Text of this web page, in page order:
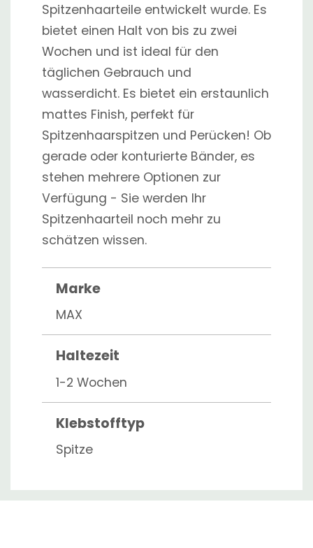
Spitzenhaarteile entwickelt wurde. Es
bietet einen Halt von bis zu zwei
Wochen und ist ideal für den
täglichen Gebrauch und
wasserdicht. Es bietet ein erstaunlich
mattes Finish, perfekt für
Spitzenhaarspitzen und Perücken! Ob
gerade oder konturierte Bänder, es
stehen mehrere Optionen zur
Verfügung - Sie werden Ihr
Spitzenhaarteil noch mehr zu
schätzen wissen.
Marke
MAX
Haltezeit
1-2 Wochen
Klebstofftyp
Spitze